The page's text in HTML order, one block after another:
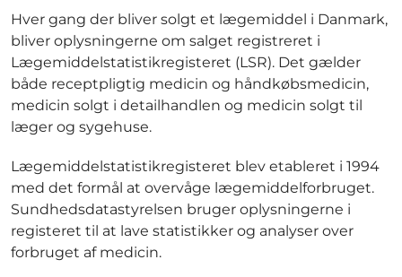
Hver gang der bliver solgt et lægemiddel i Danmark,
bliver oplysningerne om salget registreret i
Lægemiddelstatistikregisteret (LSR). Det gælder
både receptpligtig medicin og håndkøbsmedicin,
medicin solgt i detailhandlen og medicin solgt til
læger og sygehuse.
Lægemiddelstatistikregisteret blev etableret i 1994
med det formål at overvåge lægemiddelforbruget.
Sundhedsdatastyrelsen bruger oplysningerne i
registeret til at lave statistikker og analyser over
forbruget af medicin.